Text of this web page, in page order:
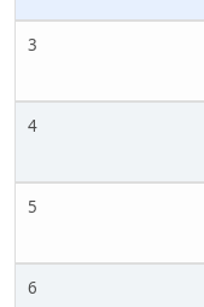
3
4
5
6